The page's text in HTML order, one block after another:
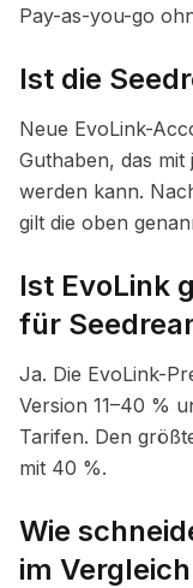
Pay-as-you-go
Ist die
Neue EvoLink-
Guthaben, das mit
werden kann.
gilt die oben
Ist EvoLink
für
Ja. Die EvoLink-
Version 11–40 %
Tarifen. Den
mit 40 %.
Wie
im